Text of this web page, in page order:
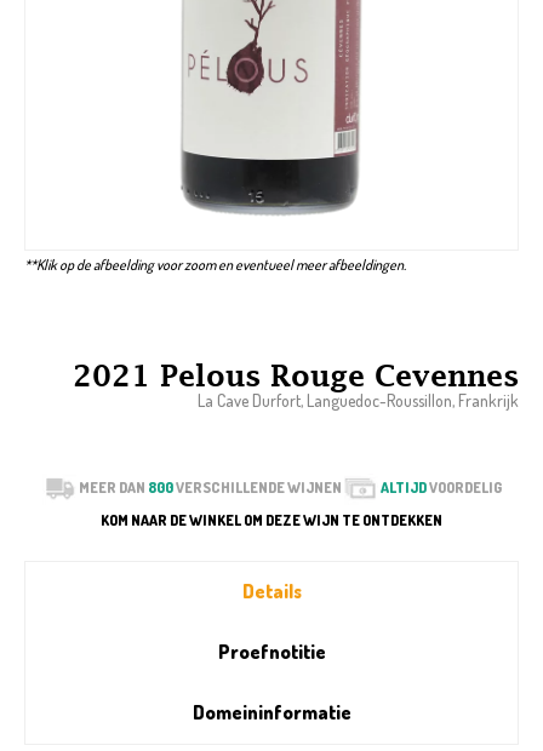
**Klik op de afbeelding voor zoom en eventueel meer afbeeldingen.
2021 Pelous Rouge Cevennes
La Cave Durfort, Languedoc-Roussillon, Frankrijk
MEER DAN 800VERSCHILLENDE WIJNEN ALTIJDVOORDELIG
KOM NAAR DE WINKEL OM DEZE WIJN TE ONTDEKKEN
Details
Proefnotitie
Domeininformatie